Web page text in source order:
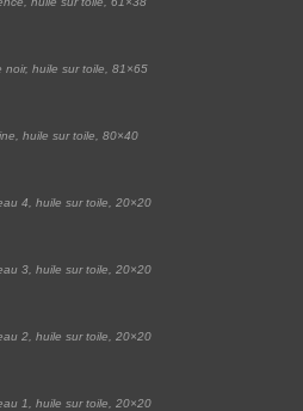
noir, huile sur toile, 81×65
huile sur toile, 80×40
4, huile sur toile, 20×20
3, huile sur toile, 20×20
2, huile sur toile, 20×20
1, huile sur toile, 20×20